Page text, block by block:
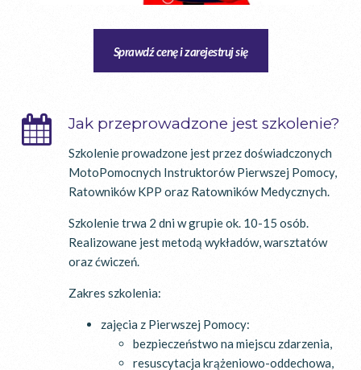
Sprawdź cenę i zarejestruj się
Jak przeprowadzone jest szkolenie?
Szkolenie prowadzone jest przez doświadczonych
MotoPomocnych Instruktorów Pierwszej Pomocy,
Ratowników KPP oraz Ratowników Medycznych.
Szkolenie trwa 2 dni w grupie ok. 10-15 osób.
Realizowane jest metodą wykładów, warsztatów
oraz ćwiczeń.
Zakres szkolenia:
zajęcia z Pierwszej Pomocy:
bezpieczeństwo na miejscu zdarzenia,
resuscytacja krążeniowo-oddechowa,